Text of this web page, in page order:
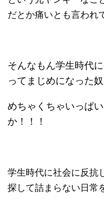
だとか痛いとも言われ
そんなもん学生時代
ってまじめになった
めちゃくちゃいっぱ
か！！！
学生時代に社会に反抗
探して詰まらない日常